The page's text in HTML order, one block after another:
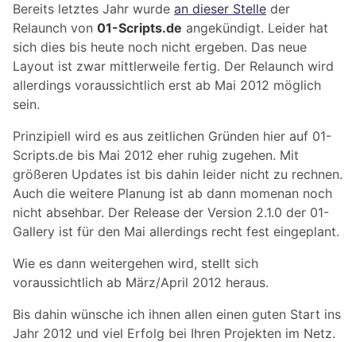
Bereits letztes Jahr wurde an dieser Stelle der
Relaunch von 01-Scripts.de angekündigt. Leider hat
sich dies bis heute noch nicht ergeben. Das neue
Layout ist zwar mittlerweile fertig. Der Relaunch wird
allerdings voraussichtlich erst ab Mai 2012 möglich
sein.
Prinzipiell wird es aus zeitlichen Gründen hier auf 01-
Scripts.de bis Mai 2012 eher ruhig zugehen. Mit
größeren Updates ist bis dahin leider nicht zu rechnen.
Auch die weitere Planung ist ab dann momenan noch
nicht absehbar. Der Release der Version 2.1.0 der 01-
Gallery ist für den Mai allerdings recht fest eingeplant.
Wie es dann weitergehen wird, stellt sich
voraussichtlich ab März/April 2012 heraus.
Bis dahin wünsche ich ihnen allen einen guten Start ins
Jahr 2012 und viel Erfolg bei Ihren Projekten im Netz.